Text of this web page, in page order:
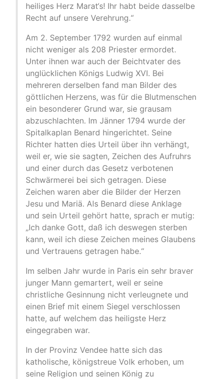
heiliges Herz Marat‘s! Ihr habt beide dasselbe
Recht auf unsere Verehrung.“
Am 2. September 1792 wurden auf einmal
nicht weniger als 208 Priester ermordet.
Unter ihnen war auch der Beichtvater des
unglücklichen Königs Ludwig XVI. Bei
mehreren derselben fand man Bilder des
göttlichen Herzens, was für die Blutmenschen
ein besonderer Grund war, sie grausam
abzuschlachten. Im Jänner 1794 wurde der
Spitalkaplan Benard hingerichtet. Seine
Richter hatten dies Urteil über ihn verhängt,
weil er, wie sie sagten, Zeichen des Aufruhrs
und einer durch das Gesetz verbotenen
Schwärmerei bei sich getragen. Diese
Zeichen waren aber die Bilder der Herzen
Jesu und Mariä. Als Benard diese Anklage
und sein Urteil gehört hatte, sprach er mutig:
„Ich danke Gott, daß ich deswegen sterben
kann, weil ich diese Zeichen meines Glaubens
und Vertrauens getragen habe.“
Im selben Jahr wurde in Paris ein sehr braver
junger Mann gemartert, weil er seine
christliche Gesinnung nicht verleugnete und
einen Brief mit einem Siegel verschlossen
hatte, auf welchem das heiligste Herz
eingegraben war.
In der Provinz Vendee hatte sich das
katholische, königstreue Volk erhoben, um
seine Religion und seinen König zu